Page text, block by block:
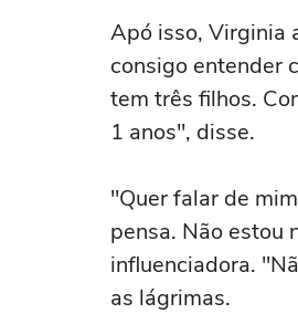
Apó isso, Virginia
consigo entender
tem três filhos.
1 anos", disse.
"Quer falar de
pensa. Não estou
influenciadora.
as lágrimas.